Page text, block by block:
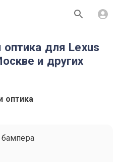
оптика для Lexus
и других
оптика